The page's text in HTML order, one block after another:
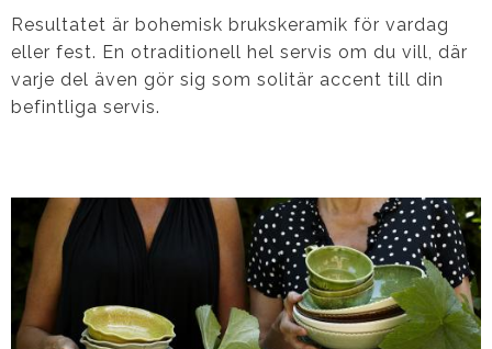
Resultatet är bohemisk brukskeramik för vardag
eller fest. En otraditionell hel servis om du vill, där
varje del även gör sig som solitär accent till din
befintliga servis.